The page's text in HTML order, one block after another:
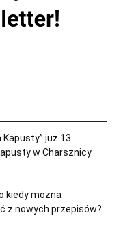
Kapusty” już 13
w Charsznicy
kiedy można
z nowych przepisów?